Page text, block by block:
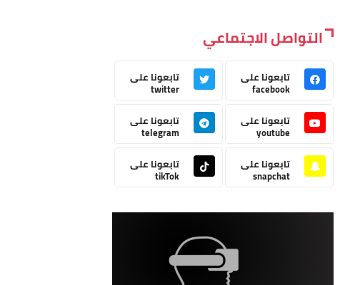
التواصل الاجتماعي
تابعونا على
facebook
تابعونا على
twitter
تابعونا على
youtube
تابعونا على
telegram
تابعونا على
snapchat
تابعونا على
tikTok